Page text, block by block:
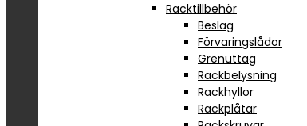
Racktillbehör
Beslag
Förvaringslådor
Grenuttag
Rackbelysning
Rackhyllor
Rackplåtar